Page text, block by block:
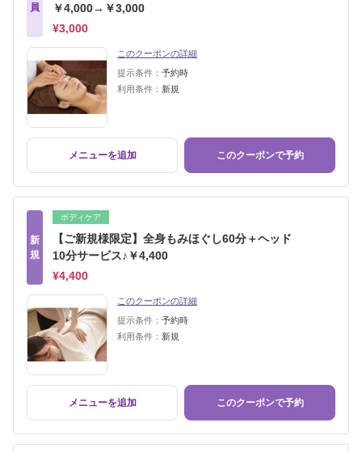
員
￥4,000→￥3,000
¥3,000
このクーポンの詳細
提示条件： 予約時
利用条件： 新規
メニューを追加 このクーポンで予約
新
規
ボディケア
【ご新規様限定】全身もみほぐし60分＋ヘッド
10分サービス♪￥4,400
¥4,400
このクーポンの詳細
提示条件： 予約時
利用条件： 新規
メニューを追加 このクーポンで予約